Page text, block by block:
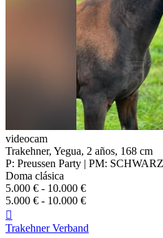
videocam
Trakehner, Yegua, 2 años, 168 cm
P: Preussen Party | PM:
Doma clásica
5.000 € - 10.000 €
5.000 € - 10.000 €

Trakehner Verband